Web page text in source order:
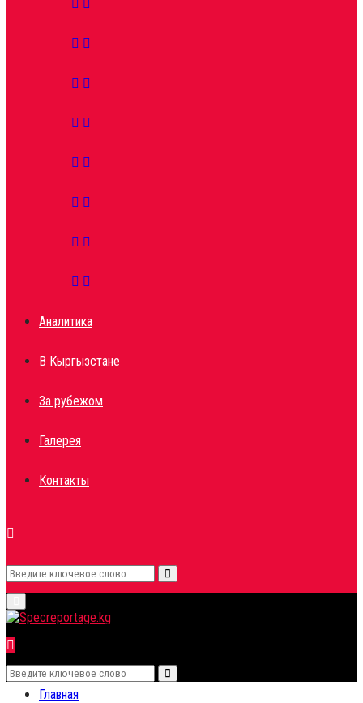
Аналитика
В Кыргызстане
За рубежом
Галерея
Контакты
Search
for:
Search
Menu
Search
for:
Search
Главная